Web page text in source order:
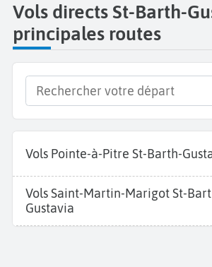
Vols directs St-Barth-
principales routes
Vols Pointe-à-Pitre St-Barth-
Vols Saint-Martin-Marigot St-
Gustavia